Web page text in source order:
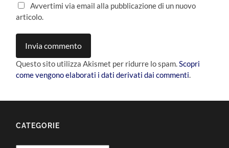
Avvertimi via email alla pubblicazione di un nuovo
articolo.
Questo sito utilizza Akismet per ridurre lo spam.Scopri
come vengono elaborati i dati derivati dai commenti.
CATEGORIE